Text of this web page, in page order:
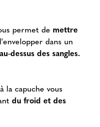
permet de mettre
dans un
au-dessus des sangles.
la capuche vous
du froid et des